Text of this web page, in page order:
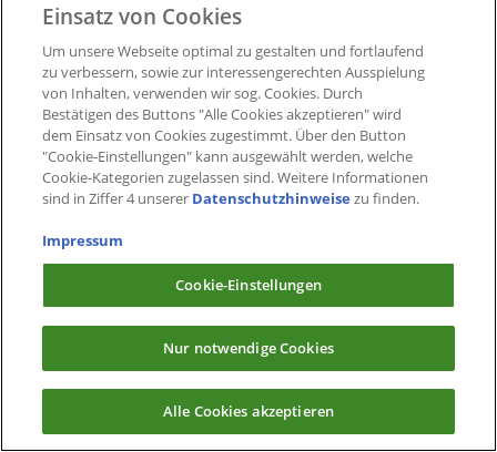
Einsatz von Cookies
Um unsere Webseite optimal zu gestalten und fortlaufend
zu verbessern, sowie zur interessengerechten Ausspielung
von Inhalten, verwenden wir sog. Cookies. Durch
Bestätigen des Buttons "Alle Cookies akzeptieren" wird
dem Einsatz von Cookies zugestimmt. Über den Button
"Cookie-Einstellungen" kann ausgewählt werden, welche
Cookie-Kategorien zugelassen sind. Weitere Informationen
sind in Ziffer 4 unserer Datenschutzhinweise zu finden.
Impressum
Cookie-Einstellungen
Nur notwendige Cookies
Alle Cookies akzeptieren